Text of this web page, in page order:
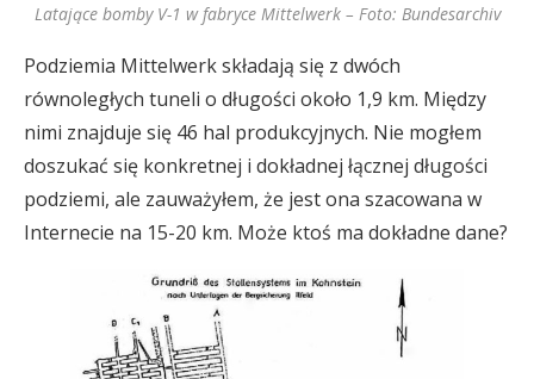
Latające bomby V-1 w fabryce Mittelwerk – Foto: Bundesarchiv
Podziemia Mittelwerk składają się z dwóch
równoległych tuneli o długości około 1,9 km. Między
nimi znajduje się 46 hal produkcyjnych. Nie mogłem
doszukać się konkretnej i dokładnej łącznej długości
podziemi, ale zauważyłem, że jest ona szacowana w
Internecie na 15-20 km. Może ktoś ma dokładne dane?